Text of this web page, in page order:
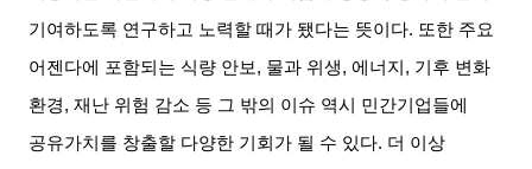
기여하도록 연구하고 노력할 때가 됐다는 뜻이다. 또한 주요
어젠다에 포함되는 식량 안보, 물과 위생,에너지 , 기후 변화
환경,재난 위험 감소 등 그 밖의 이슈 역시 민간기업들에
공유가치를 창출할 다양한 기회가 될 수 있다. 더 이상